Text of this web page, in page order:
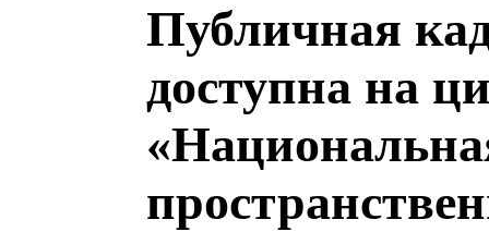
Публичная
доступна на